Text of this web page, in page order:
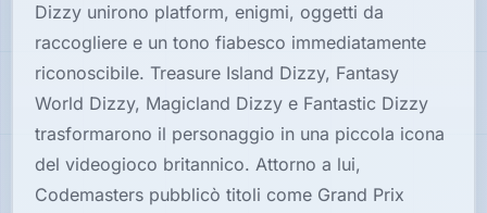
Dizzy unirono platform, enigmi, oggetti da
raccogliere e un tono fiabesco immediatamente
riconoscibile. Treasure Island Dizzy, Fantasy
World Dizzy, Magicland Dizzy e Fantastic Dizzy
trasformarono il personaggio in una piccola icona
del videogioco britannico. Attorno a lui,
Codemasters pubblicò titoli come Grand Prix